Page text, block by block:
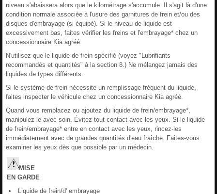
niveau s'abaissera alors que le kilométrage s'accumule. Il s'agit là d'une
condition normale associée à l'usure des garnitures de frein et/ou des
disques d'embrayage (si équipé). Si le niveau de liquide est
excessivement bas, faites vérifier les freins et l'embrayage* chez un
concessionnaire Kia agréé.
N'utilisez que le liquide de frein spécifié (voyez "Lubrifiants
recommandés et quantités" à la section 8.) Ne mélangez jamais des
liquides de types différents.
Si le système de frein nécessite un remplissage fréquent du liquide,
faites inspecter le véhicule chez un concessionnaire Kia agréé.
Quand vous remplacez ou ajoutez du liquide de frein/embrayage*,
manipulez-le avec soin. Évitez tout contact avec les yeux. Si le liquide
de frein/embrayage* entre en contact avec les yeux, rincez-les
immédiatement avec de grandes quantités d'eau fraîche. Faites-vous
examiner les yeux dès que possible par un médecin.
MISE
EN GARDE
Liquide de frein/d' embrayage